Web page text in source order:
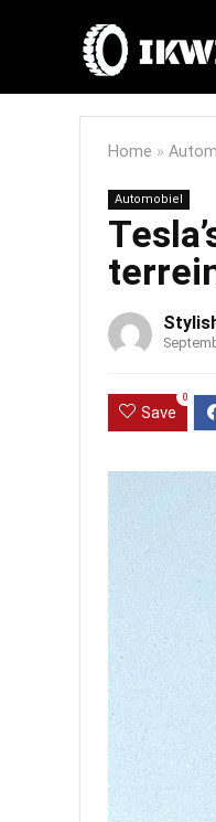
Home »
Automobiel
Save
0